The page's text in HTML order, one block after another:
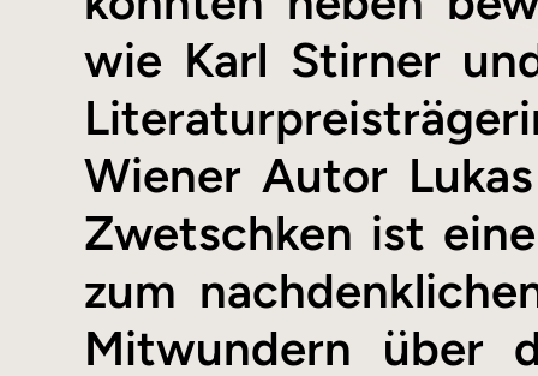
wie Karl Stirner
Wiener Autor
Zwetschken ist
zum
Mitwundern über